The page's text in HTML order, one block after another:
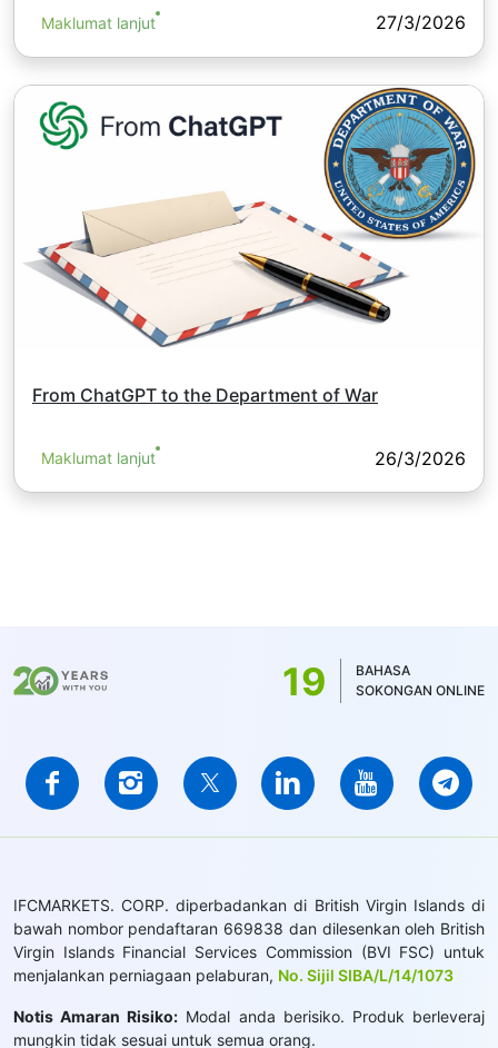
Maklumat lanjut 27/3/2026
From ChatGPT to the Department of War
Maklumat lanjut 26/3/2026
19
BAHASA
SOKONGAN ONLINE
IFCMARKETS. CORP. diperbadankan di British Virgin Islands di
bawah nombor pendaftaran 669838 dan dilesenkan oleh British
Virgin Islands Financial Services Commission (BVI FSC) untuk
menjalankan perniagaan pelaburan, No. Sijil SIBA/L/14/1073
Notis Amaran Risiko: Modal anda berisiko. Produk berleveraj
mungkin tidak sesuai untuk semua orang.